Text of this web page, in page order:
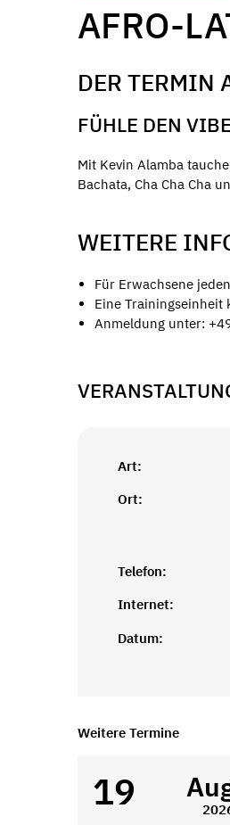
AFRO-
DER TERMIN
FÜHLE DEN VIBE
Mit Kevin Alamba
Bachata, Cha Cha Cha
WEITERE
Für Erwachsene
Eine Trainingseinheit
Anmeldung unter:
Art:
Ort:
Telefon:
Internet:
Datum:
Weitere Termine
19